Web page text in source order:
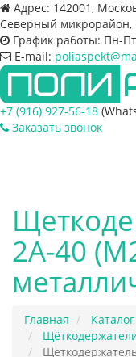
Адрес: 142001,
Северный микрорайон,
График работы: Пн-
E-mail:
+7 (916) 927-56-18
Заказать звонок
2А-40
Главная
Каталог